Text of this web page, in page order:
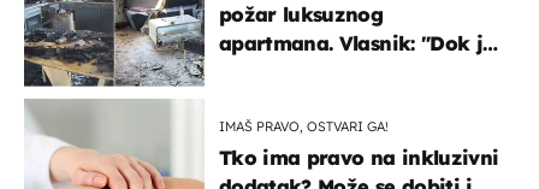
požar luksuznog
apartmana. Vlasnik: "Dok je
IMAŠ PRAVO, OSTVARI GA!
Tko ima pravo na inkluzivni